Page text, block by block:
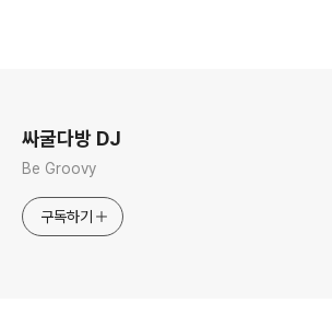
싸굴다방 DJ
Be Groovy
구독하기